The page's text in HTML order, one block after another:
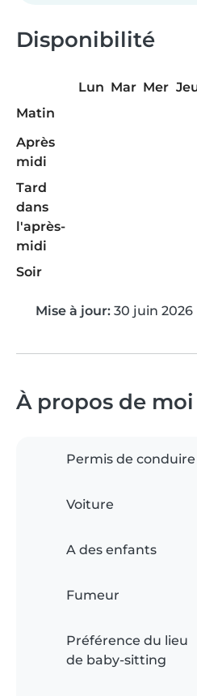
Disponibilité
Lun Mar Mer
Matin
Après
midi
Tard
dans
l'après-
midi
Soir
Mise à jour: 30 juin 2026
À propos de moi
Permis de conduire
Voiture
A des enfants
Fumeur
Préférence du lieu
de baby-sitting